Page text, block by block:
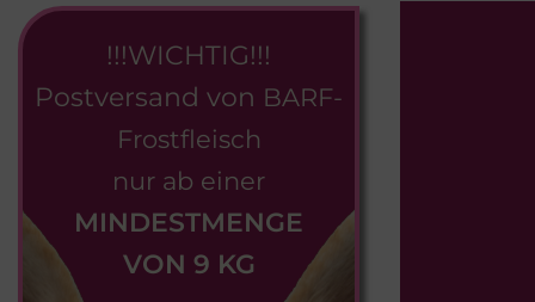
!!!WICHTIG!!!
Postversand von BARF-
Frostfleisch
nur ab einer
MINDESTMENGE
VON 9 KG